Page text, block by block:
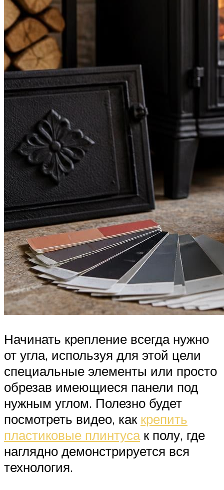
Начинать крепление всегда нужно
от угла, используя для этой цели
специальные элементы или просто
обрезав имеющиеся панели под
нужным углом. Полезно будет
посмотреть видео, как крепить
пластиковые плинтусак полу, где
наглядно демонстрируется вся
технология.